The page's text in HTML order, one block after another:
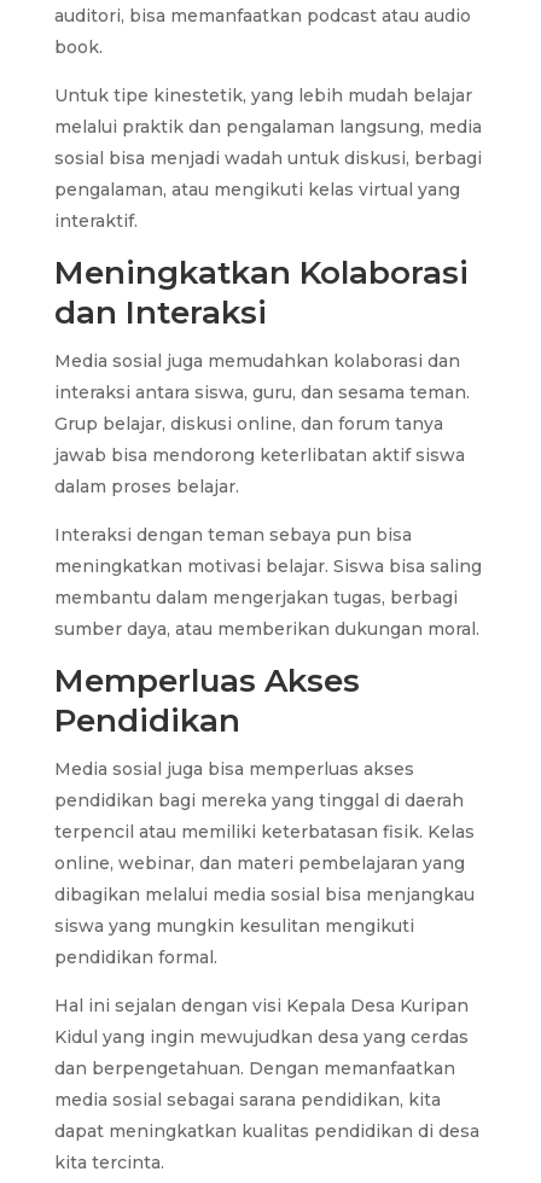
auditori, bisa memanfaatkan podcast atau audio
book.
Untuk tipe kinestetik, yang lebih mudah belajar
melalui praktik dan pengalaman langsung, media
sosial bisa menjadi wadah untuk diskusi, berbagi
pengalaman, atau mengikuti kelas virtual yang
interaktif.
Meningkatkan Kolaborasi
dan Interaksi
Media sosial juga memudahkan kolaborasi dan
interaksi antara siswa, guru, dan sesama teman.
Grup belajar, diskusi online, dan forum tanya
jawab bisa mendorong keterlibatan aktif siswa
dalam proses belajar.
Interaksi dengan teman sebaya pun bisa
meningkatkan motivasi belajar. Siswa bisa saling
membantu dalam mengerjakan tugas, berbagi
sumber daya, atau memberikan dukungan moral.
Memperluas Akses
Pendidikan
Media sosial juga bisa memperluas akses
pendidikan bagi mereka yang tinggal di daerah
terpencil atau memiliki keterbatasan fisik. Kelas
online, webinar, dan materi pembelajaran yang
dibagikan melalui media sosial bisa menjangkau
siswa yang mungkin kesulitan mengikuti
pendidikan formal.
Hal ini sejalan dengan visi Kepala Desa Kuripan
Kidul yang ingin mewujudkan desa yang cerdas
dan berpengetahuan. Dengan memanfaatkan
media sosial sebagai sarana pendidikan, kita
dapat meningkatkan kualitas pendidikan di desa
kita tercinta.